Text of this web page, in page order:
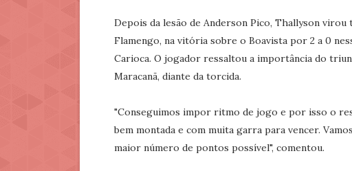
Depois da lesão de Anderson Pico, Thallyson
Flamengo, na vitória sobre o Boavista por 2 a 0
Carioca. O jogador ressaltou a importância do
Maracanã, diante da torcida.
"Conseguimos impor ritmo de jogo e por isso o
bem montada e com muita garra para vencer.
maior número de pontos possível", comentou.